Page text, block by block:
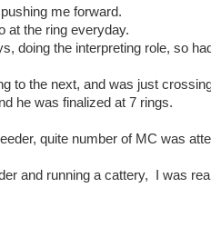
me forward.
at the ring everyday.
doing the interpreting role, so
to the next, and was just
he was finalized at 7 rings.
quite number of MC was
and running a cattery, I was